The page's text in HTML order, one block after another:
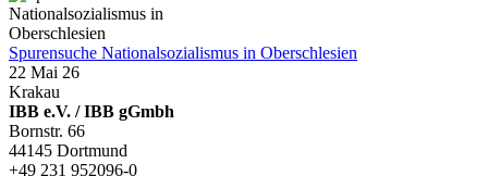
Spurensuche Nationalsozialismus in Oberschlesien
22 Mai 26
Krakau
IBB e.V. / IBB gGmbh
Bornstr. 66
44145 Dortmund
+49 231 952096-0